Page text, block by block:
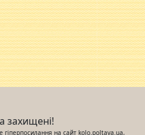
захищені!
гіперпосилання на сайт kolo.poltava.ua,